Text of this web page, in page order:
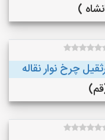
چرخ نوار نقاله